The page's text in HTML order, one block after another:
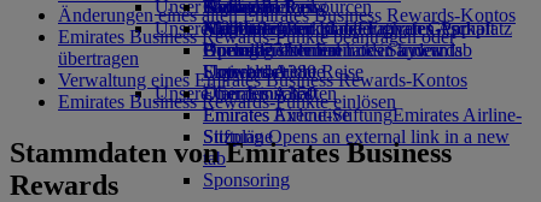
Airline Partner
Flughafen-ParkplatzFlughafen-Parkplatz
Opens an external link in a new tab
Getränke
Unsere Flotte
Boeing 777
Emirates A380
Emirates A350
Emirates Executive
Sitzpläne
Kinderspielzeug
Aktivitäten für Kinder
Unser Planet
Nachhaltigkeit im operativen Geschäft
Umweltrichtlinien
Umweltberichte
Unsere Gemeinschaften
Emirates Airline-StiftungEmirates Airline-
Stiftung Opens an external link in a new
tab
Sponsoring
Skywards Rail
Meilenrechner
Anmelden bei Emirates Skywards
Skywards+
Anfragen
Tools und Ressourcen
Mobiltelefon und die Emirates App
Buchung stornieren oder ändern
Unterbrochene Reise
Über Emirates
Änderungen eines alten Emirates Business Rewards-Kontos
Emirates Business Rewards-Punkte beantragen oder
übertragen
Verwaltung eines Emirates Business Rewards-Kontos
Emirates Business Rewards-Punkte einlösen
Stammdaten von Emirates Business
Rewards